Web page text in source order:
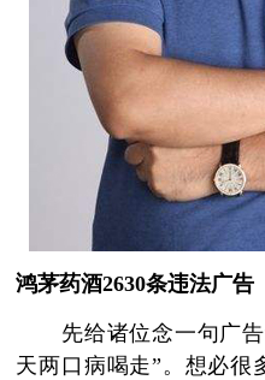
鸿茅药酒2630条违法广告
先给诸位念一句广告
天两口病喝走”。想必很